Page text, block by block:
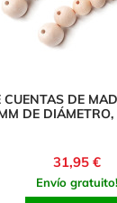
CUENTAS DE
DE DIÁMETRO,
Precio
31,95 €
Envío gratuito!